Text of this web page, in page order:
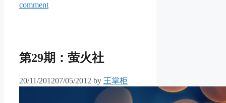
comment
第29期：萤火社
20/11/201207/05/2012 by 王掌柜